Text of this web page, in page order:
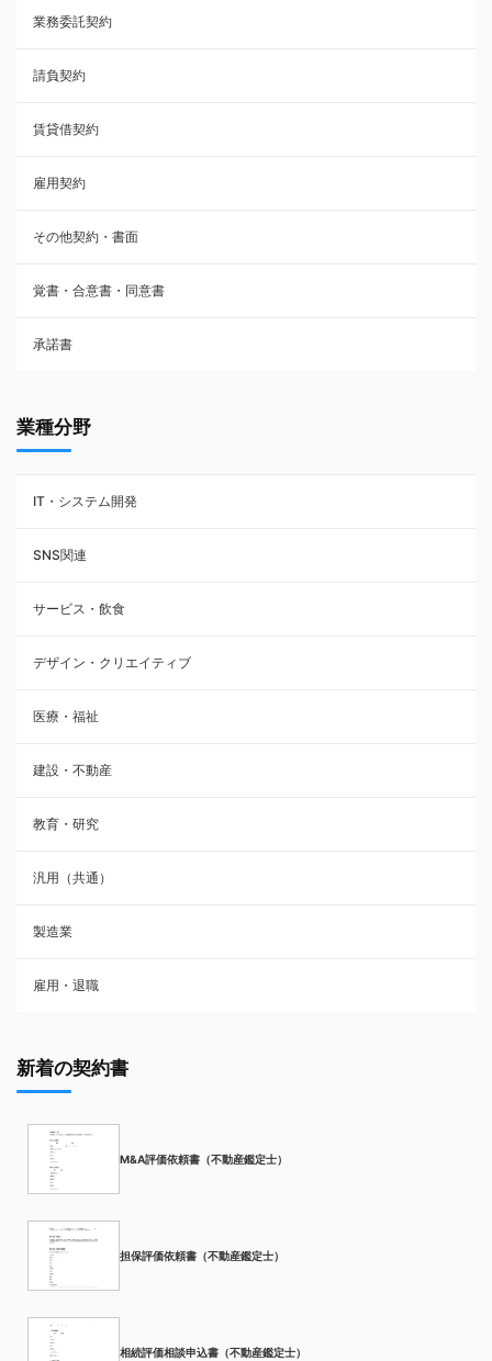
雇用契約
その他契約・書面
売買契約
株主総会議事録・関連書類
請負契約
フランチャイズ契約
賃貸借契約
業務委託契約
請負契約
賃貸借契約
雇用契約
その他契約・書面
覚書・合意書・同意書
承諾書
業種分野
IT・システム開発
SNS関連
サービス・飲食
デザイン・クリエイティブ
医療・福祉
建設・不動産
教育・研究
汎用（共通）
製造業
雇用・退職
新着の契約書
M&A評価依頼書（不動産鑑定士）
担保評価依頼書（不動産鑑定士）
相続評価相談申込書（不動産鑑定士）